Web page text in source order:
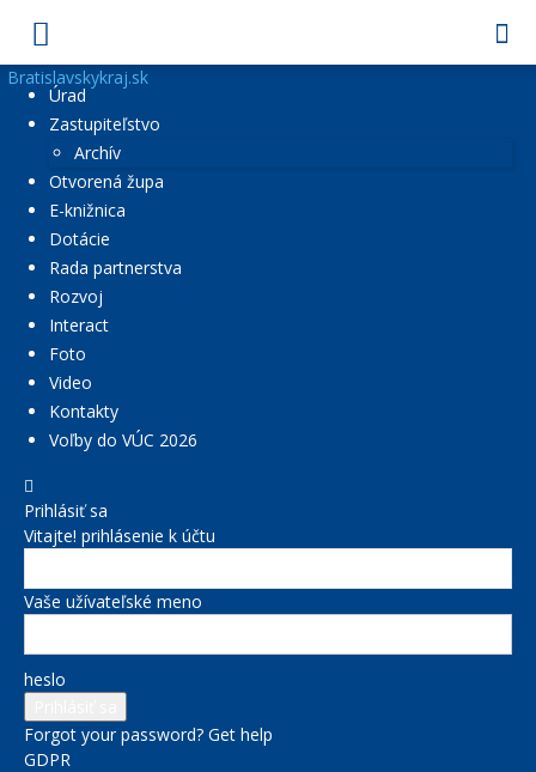
Bratislavskykraj.sk
Úrad
Zastupiteľstvo
Archív
Otvorená župa
E-knižnica
Dotácie
Rada partnerstva
Rozvoj
Interact
Foto
Video
Kontakty
Voľby do VÚC 2026
Prihlásiť sa
Vitajte! prihlásenie k účtu
Vaše užívateľské meno
heslo
Forgot your password? Get help
GDPR